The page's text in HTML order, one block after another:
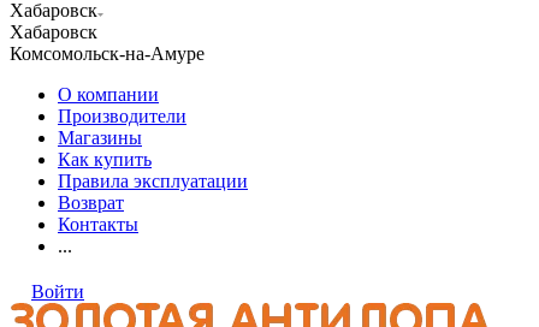
Хабаровск
Хабаровск
Комсомольск-на-Амуре
О компании
Производители
Магазины
Как купить
Правила эксплуатации
Возврат
Контакты
...
Войти